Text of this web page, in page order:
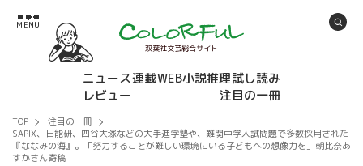
双葉社文芸総合サイト
ニュース連載WEB小説推理試し読み
レビュー
注目の一冊
TOP
注目の一冊
SAPIX、日能研、四谷大塚などの大手進学塾や、難関中学入試問題で多数採用された
『ななみの海』。「努力することが難しい環境にいる子どもへの想像力を」朝比奈あ
すかさん寄稿